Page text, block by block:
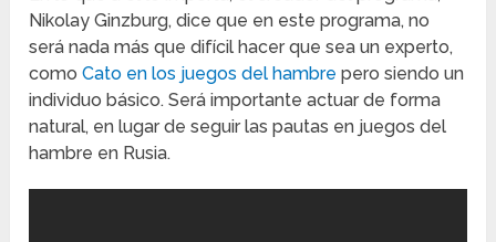
Nikolay Ginzburg, dice que en este programa, no
será nada más que difícil hacer que sea un experto,
como Cato en los juegos del hambre pero siendo un
individuo básico. Será importante actuar de forma
natural, en lugar de seguir las pautas en juegos del
hambre en Rusia.